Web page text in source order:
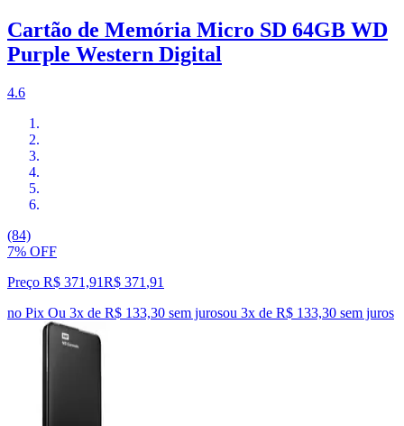
Cartão de Memória Micro SD 64GB WD
Purple Western Digital
4.6
(84)
7% OFF
Preço R$ 371,91R$ 371 ,91
no Pix Ou 3x de R$ 133,30 sem jurosou 3x de R$ 133,30 sem juros